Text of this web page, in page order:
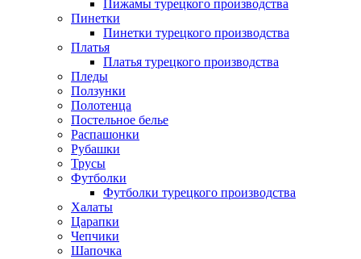
Пижамы турецкого производства
Пинетки
Пинетки турецкого производства
Платья
Платья турецкого производства
Пледы
Ползунки
Полотенца
Постельное белье
Распашонки
Рубашки
Трусы
Футболки
Футболки турецкого производства
Халаты
Царапки
Чепчики
Шапочка